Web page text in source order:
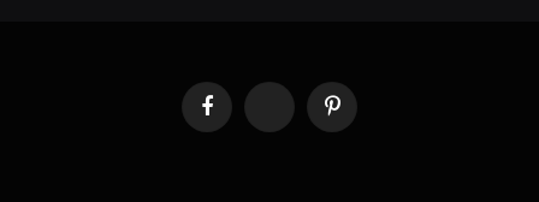
Facebook RSS Pinterest